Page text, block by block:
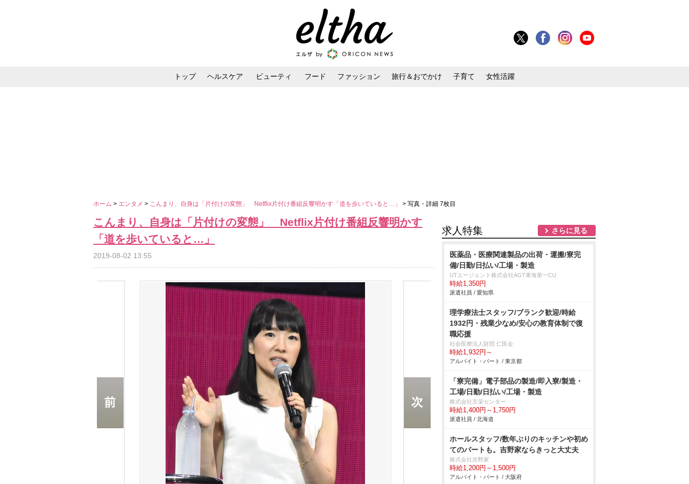
トップ ヘルスケア ビューティ フード ファッション 旅行＆おでかけ 子育て 女性活躍
ホーム > エンタメ > こんまり、自身は「片付けの変態」 Netflix片付け番組反響明かす「道を歩いていると…」 > 写真・詳細 7枚目
こんまり、自身は「片付けの変態」 Netflix片付け番組反響明かす
「道を歩いていると…」
2019-08-02 13:55
求人特集 さらに見る
医薬品・医療関連製品の出荷・運搬/寮完
備/日勤/日払い/工場・製造
UTエージェント株式会社AGT東海第一CU
時給1,350円
派遣社員 / 愛知県
理学療法士スタッフ/ブランク歓迎/時給
1932円・残業少なめ/安心の教育体制で復
職応援
社会医療法人財団 仁医会
時給1,932円～
アルバイト・パート / 東京都
「寮完備」電子部品の製造/即入寮/製造・
工場/日勤/日払い/工場・製造
株式会社京栄センター
時給1,400円～1,750円
派遣社員 / 北海道
ホールスタッフ/数年ぶりのキッチンや初め
てのパートも。吉野家ならきっと大丈夫
株式会社吉野家
時給1,200円～1,500円
アルバイト・パート / 大阪府